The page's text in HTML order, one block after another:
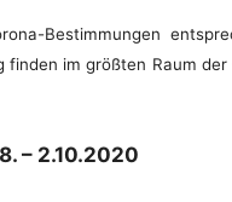
Bestimmungen
finden im größten Raum
– 2.10.2020